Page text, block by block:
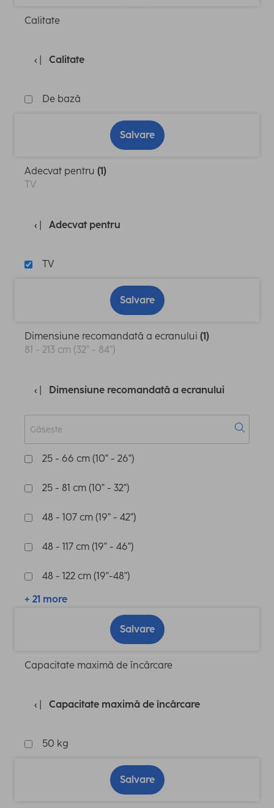
Calitate
Calitate
De bază
Salvare
Adecvat pentru (1)
TV
Adecvat pentru
TV
Salvare
Dimensiune recomandată a ecranului (1)
81 - 213 cm (32" - 84")
Dimensiune recomandată a ecranului
25 - 66 cm (10" - 26")
25 - 81 cm (10" - 32")
48 - 107 cm (19" - 42")
48 - 117 cm (19" - 46")
48 - 122 cm (19"-48")
+ 21 more
Salvare
Capacitate maximă de încărcare
Capacitate maximă de încărcare
50 kg
Salvare